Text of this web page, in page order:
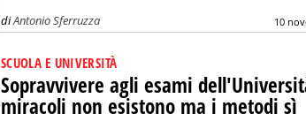
diAntonio Sferruzza 10
SCUOLA E UNIVERSITÀ
Sopravvivere agli esami
miracoli non esistono ma i metodi sì